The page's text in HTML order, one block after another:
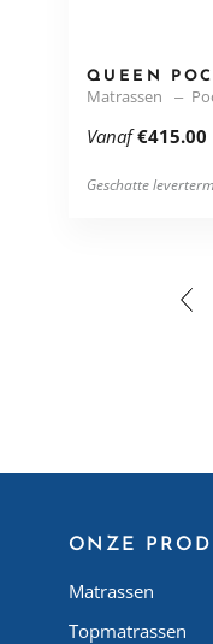
QUEEN
Matrassen
Vanaf €415.00
Geschatte
ONZE
Matrassen
Topmatrassen